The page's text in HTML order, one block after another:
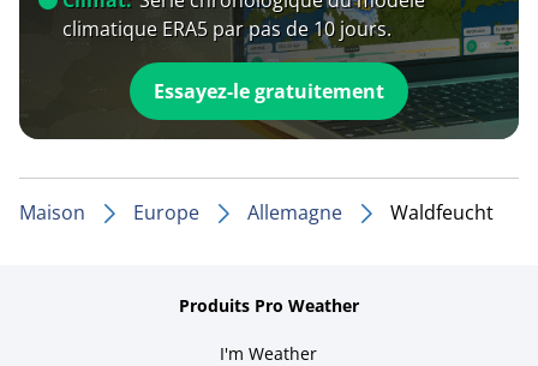
climatique ERA5 par pas de 10 jours.
Essayez-le gratuitement
Maison Europe Allemagne Waldfeucht
Produits Pro Weather
I'm Weather